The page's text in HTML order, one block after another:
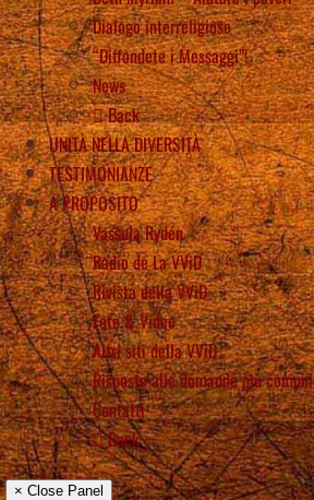
Dialogo interreligioso
“Diffondete i Messaggi”!
News
Back
UNITÀ NELLA DIVERSITÀ
TESTIMONIANZE
A PROPOSITO
Vassula Rydén
Radio de La VViD
Rivista della VViD
Foto & Video
Altri siti della VViD
Risposte alle domande più comuni
Contatti
Back
× Close Panel